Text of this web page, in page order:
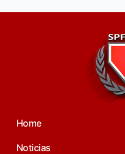
Home
Noticias